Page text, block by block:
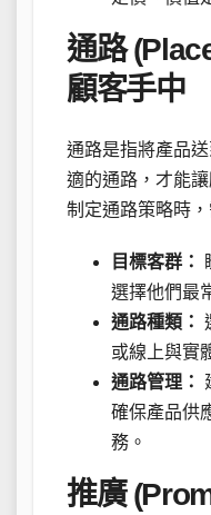
通路
顧客手中
通路是指將產品
適的通路，才能
制定通路策略時
目標客群：
選擇他們最
通路種類：
或線上與實
通路管理：
確保產品供
務。
推廣